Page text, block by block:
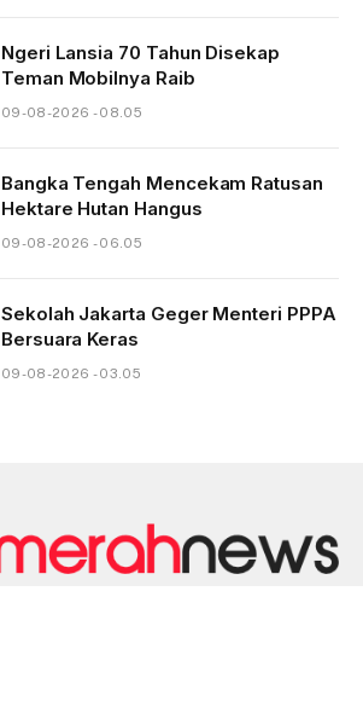
Ngeri Lansia 70 Tahun Disekap
Teman Mobilnya Raib
09-08-2026 - 08.05
Bangka Tengah Mencekam Ratusan
Hektare Hutan Hangus
09-08-2026 - 06.05
Sekolah Jakarta Geger Menteri PPPA
Bersuara Keras
09-08-2026 - 03.05